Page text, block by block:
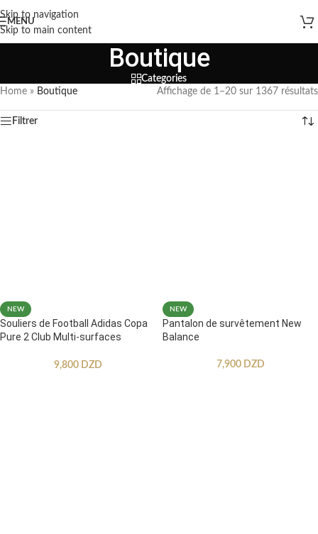
Skip to navigation
Skip to main content
MENU
Boutique
Categories
Home » Boutique Affichage de 1–20 sur 1367 résultats
Filtrer
NEW
Souliers de Football Adidas Copa
Pure 2 Club Multi-surfaces
9,800 DZD
NEW
Pantalon de survêtement New
Balance
7,900 DZD